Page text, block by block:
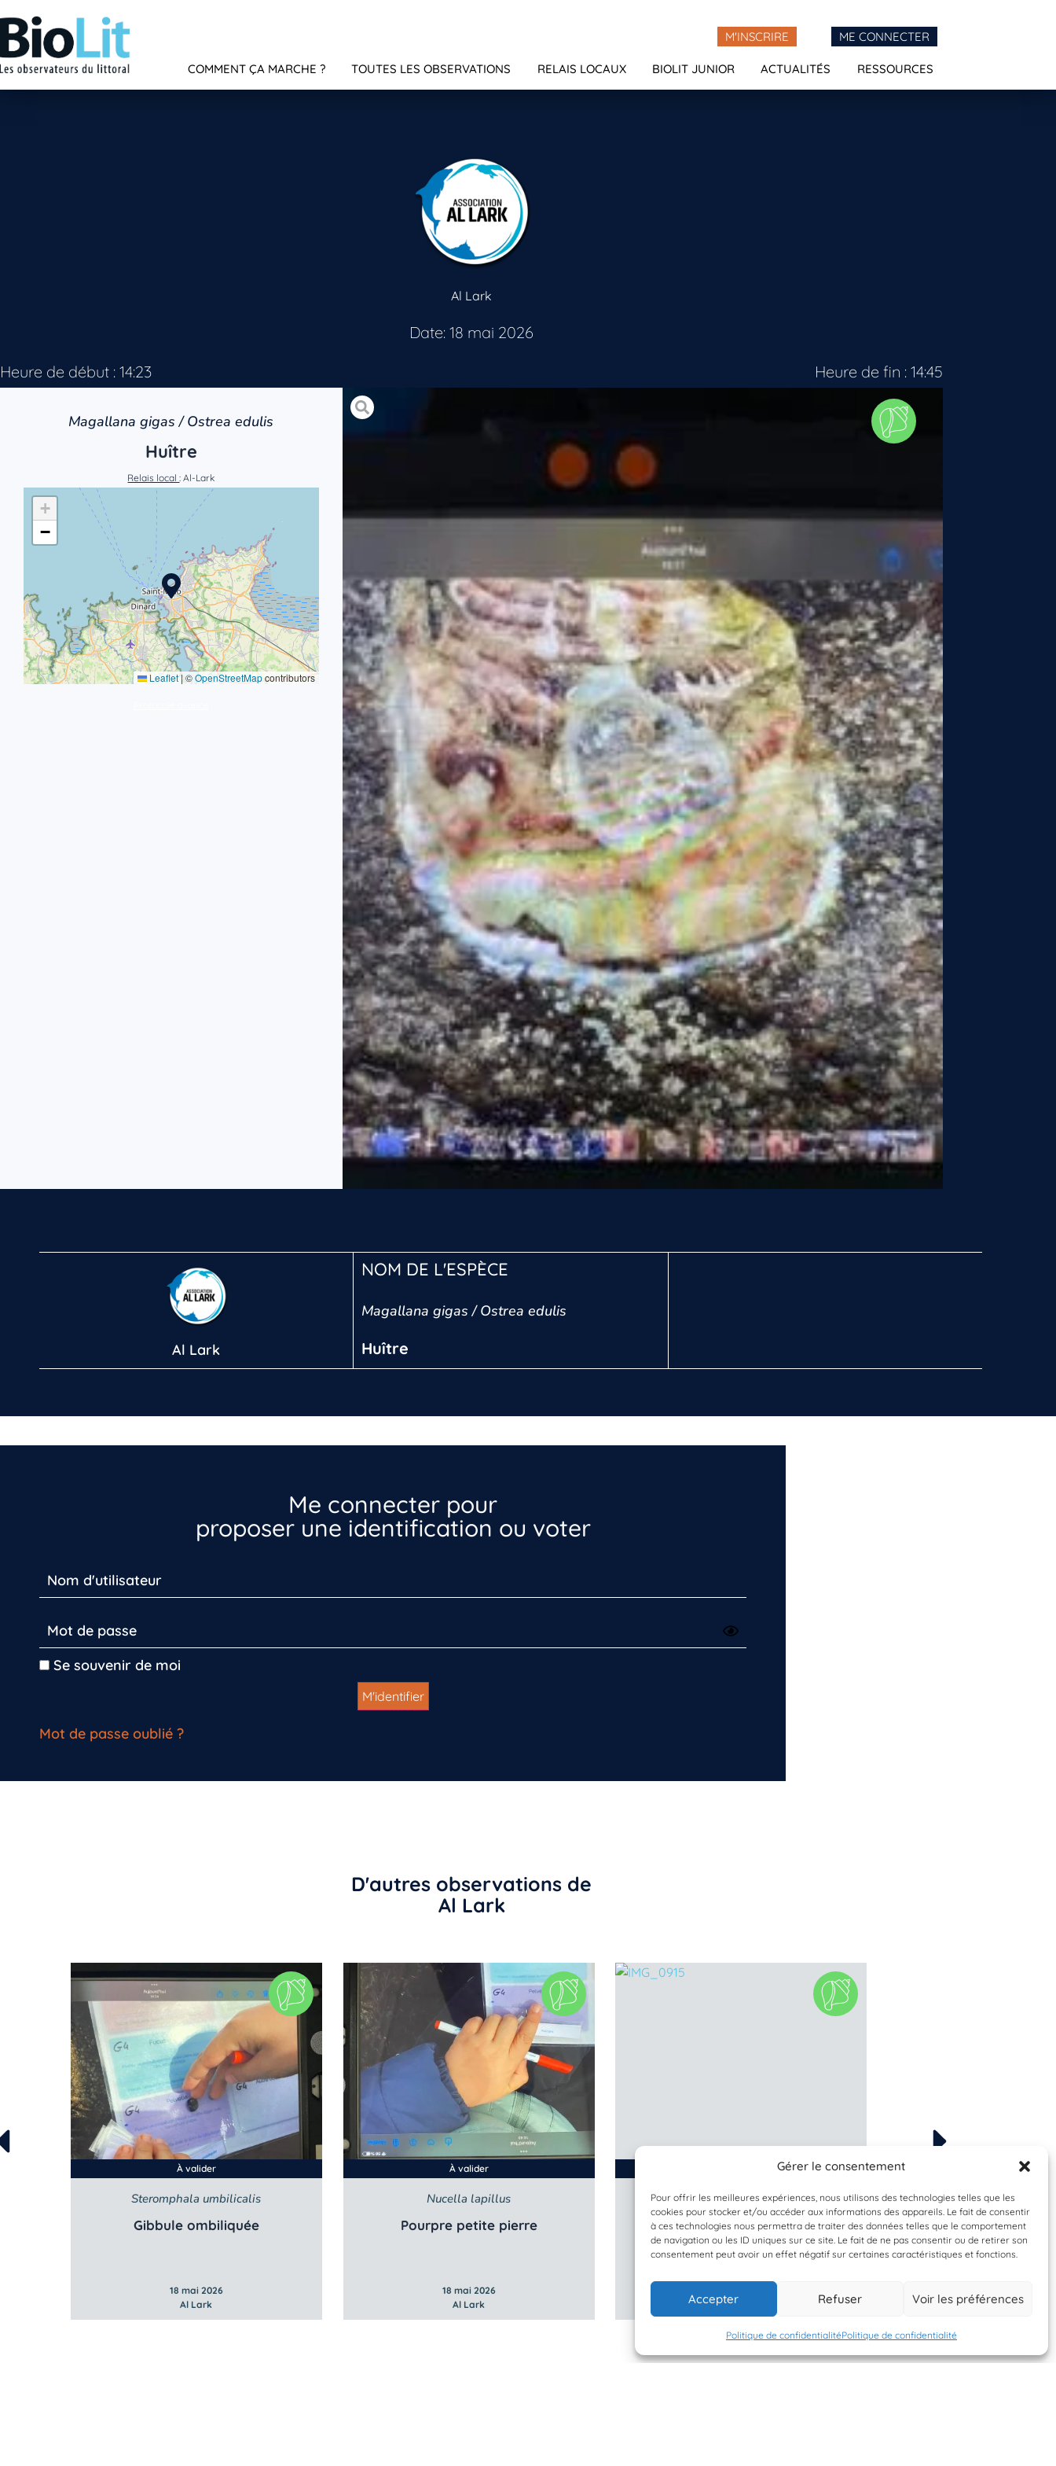
Gérer le consentement
Pour offrir les meilleures expériences, nous utilisons des technologies telles que les
cookies pour stocker et/ou accéder aux informations des appareils. Le fait de consentir
à ces technologies nous permettra de traiter des données telles que le comportement
de navigation ou les ID uniques sur ce site. Le fait de ne pas consentir ou de retirer son
consentement peut avoir un effet négatif sur certaines caractéristiques et fonctions.
Accepter Refuser Voir les préférences
Politique de confidentialitéPolitique de confidentialité
M'INSCRIRE ME CONNECTER
COMMENT ÇA MARCHE ? TOUTES LES OBSERVATIONS RELAIS LOCAUX BIOLIT JUNIOR ACTUALITÉS RESSOURCES
Al Lark
Date: 18 mai 2026
Heure de début : 14:23
Heure de fin : 14:45
Magallana gigas / Ostrea edulis
Huître
Relais local: Al-Lark
+
−
Leaflet| ©OpenStreetMapcontributors
Al Lark
NOM DE L'ESPÈCE
Magallana gigas / Ostrea edulis
Huître
Me connecter pour
proposer une identification ou voter
Se souvenir de moi
Mot de passe oublié ?
D'autres observations de
Al Lark
À valider
Steromphala umbilicalis
Gibbule ombiliquée
18 mai 2026
Al Lark
À valider
Nucella lapillus
Pourpre petite pierre
18 mai 2026
Al Lark
Steromphala pennanti
Gibbule commune
Al Lark
À valider
Patella sp.
Patelle
Al Lark